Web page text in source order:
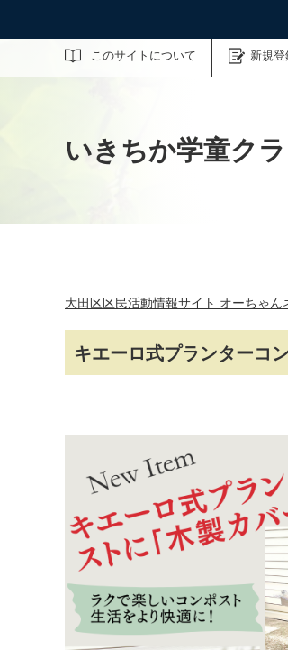
このサイトについて 新規登
サイト内検索
いきちか学童ク
大田区区民活動情報サイト オーちゃん
キエーロ式プランターコ